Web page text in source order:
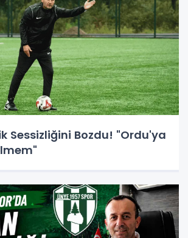
Sessizliğini Bozdu! "Ordu'ya